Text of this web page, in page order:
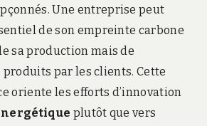
Une entreprise peut
de son empreinte carbone
sa production mais de
produits par les clients. Cette
oriente les efforts d’innovation
plutôt que vers